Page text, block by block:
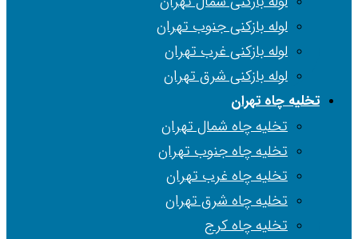
لوله بازکنی جنوب تهران
لوله بازکنی غرب تهران
لوله بازکنی شرق تهران
تخلیه چاه تهران
تخلیه چاه شمال تهران
تخلیه چاه جنوب تهران
تخلیه چاه غرب تهران
تخلیه چاه شرق تهران
تخلیه چاه کرج